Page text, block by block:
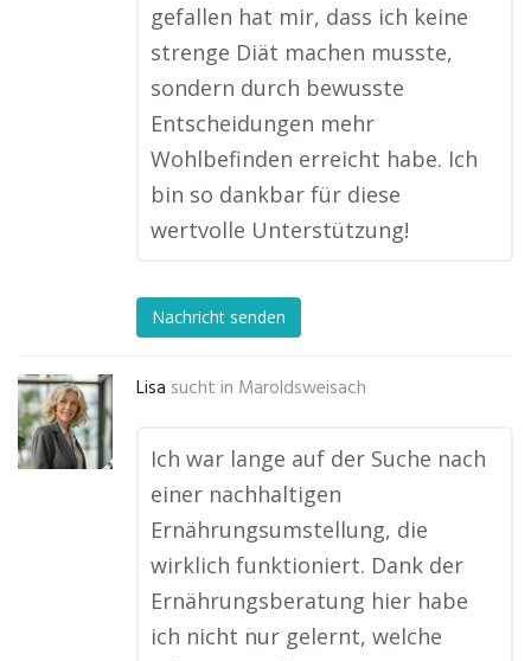
gefallen hat mir, dass ich keine
strenge Diät machen musste,
sondern durch bewusste
Entscheidungen mehr
Wohlbefinden erreicht habe. Ich
bin so dankbar für diese
wertvolle Unterstützung!
Nachricht senden
Lisa sucht in Maroldsweisach
Ich war lange auf der Suche nach
einer nachhaltigen
Ernährungsumstellung, die
wirklich funktioniert. Dank der
Ernährungsberatung hier habe
ich nicht nur gelernt, welche